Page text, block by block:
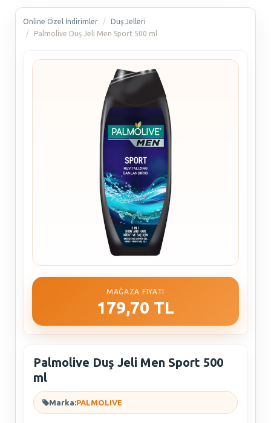
Online Özel İndirimler
Duş Jelleri
Palmolive Duş Jeli Men Sport 500 ml
MAĞAZA FIYATI
179,70 TL
Palmolive Duş Jeli Men Sport 500
ml
Marka:PALMOLIVE